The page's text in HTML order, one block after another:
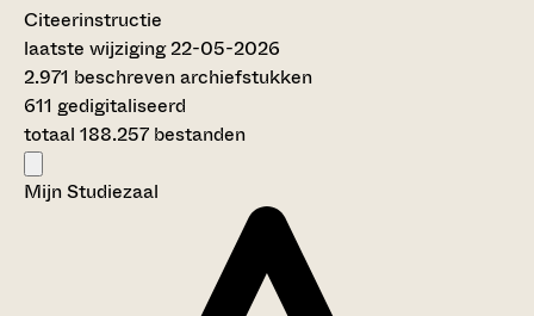
Citeerinstructie
laatste wijziging 22-05-2026
2.971 beschreven archiefstukken
611 gedigitaliseerd
totaal 188.257 bestanden
Mijn Studiezaal